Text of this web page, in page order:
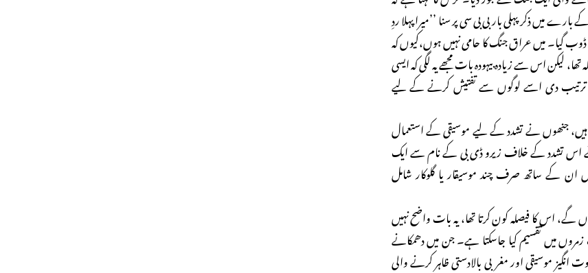
میں ذکر پہلی بار بی بی سی پر سنا ’’میرا پہلا ردِ
ڈوب گیا۔ میں عراق جنگ کا حامی نہیں ہوں،کیوں کہ
لیکن اس سے زیادہ بیہودہ بات مجھے یہ لگی کہ ایسی
دی اسے لوگوں سے تفتیش کرنے کے لیے
جنھوں نے تشدد کے لیے موسیقی کے استعمال
اس تشدد کے خلاف زیرو ڈی بی کے نام سے ایک
ان کے ساتھ صرف چند موسیقار یا گلوکار شامل
اس کا فیصلہ کون کرتا تھا، یہ بات واضح نہیں
میں تقسیم کیا جاسکتا ہے۔ جن میں دھمکانے
انگیز موسیقی اور مغربی بالادستی ظاہر کرنے والی